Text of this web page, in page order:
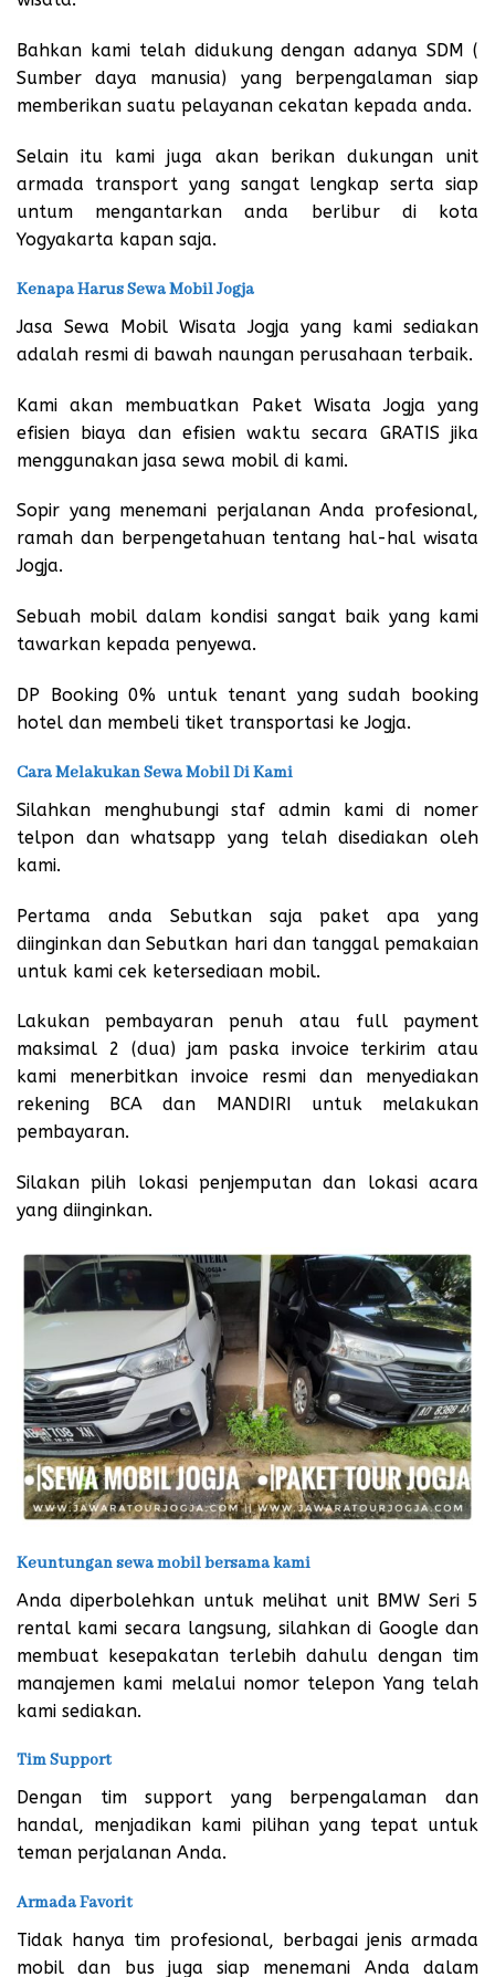
Bahkan kami telah didukung dengan adanya SDM (
Sumber daya manusia) yang berpengalaman siap
memberikan suatu pelayanan cekatan kepada anda.
Selain itu kami juga akan berikan dukungan unit
armada transport yang sangat lengkap serta siap
untum mengantarkan anda berlibur di kota
Yogyakarta kapan saja.
Kenapa Harus Sewa Mobil Jogja
Jasa Sewa Mobil Wisata Jogja yang kami sediakan
adalah resmi di bawah naungan perusahaan terbaik.
Kami akan membuatkan Paket Wisata Jogja yang
efisien biaya dan efisien waktu secara GRATIS jika
menggunakan jasa sewa mobil di kami.
Sopir yang menemani perjalanan Anda profesional,
ramah dan berpengetahuan tentang hal-hal wisata
Jogja.
Sebuah mobil dalam kondisi sangat baik yang kami
tawarkan kepada penyewa.
DP Booking 0% untuk tenant yang sudah booking
hotel dan membeli tiket transportasi ke Jogja.
Cara Melakukan Sewa Mobil Di Kami
Silahkan menghubungi staf admin kami di nomer
telpon dan whatsapp yang telah disediakan oleh
kami.
Pertama anda Sebutkan saja paket apa yang
diinginkan dan Sebutkan hari dan tanggal pemakaian
untuk kami cek ketersediaan mobil.
Lakukan pembayaran penuh atau full payment
maksimal 2 (dua) jam paska invoice terkirim atau
kami menerbitkan invoice resmi dan menyediakan
rekening BCA dan MANDIRI untuk melakukan
pembayaran.
Silakan pilih lokasi penjemputan dan lokasi acara
yang diinginkan.
Keuntungan sewa mobil bersama kami
Anda diperbolehkan untuk melihat unit BMW Seri 5
rental kami secara langsung, silahkan di Google dan
membuat kesepakatan terlebih dahulu dengan tim
manajemen kami melalui nomor telepon Yang telah
kami sediakan.
Tim Support
Dengan tim support yang berpengalaman dan
handal, menjadikan kami pilihan yang tepat untuk
teman perjalanan Anda.
Armada Favorit
Tidak hanya tim profesional, berbagai jenis armada
mobil dan bus juga siap menemani Anda dalam